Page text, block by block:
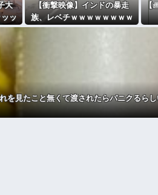
大
ッ
【衝撃映像】インドの暴走
族、レベチｗｗｗｗｗｗｗｗ
ｗｗｗｗｗｗｗｗ
【
を見たこと無くて渡されたらパニクるら